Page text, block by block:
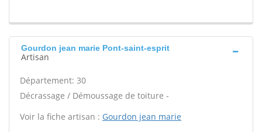
Gourdon jean marie Pont-saint-esprit
Artisan
Département: 30
Décrassage / Démoussage de toiture -
Voir la fiche artisan : Gourdon jean marie